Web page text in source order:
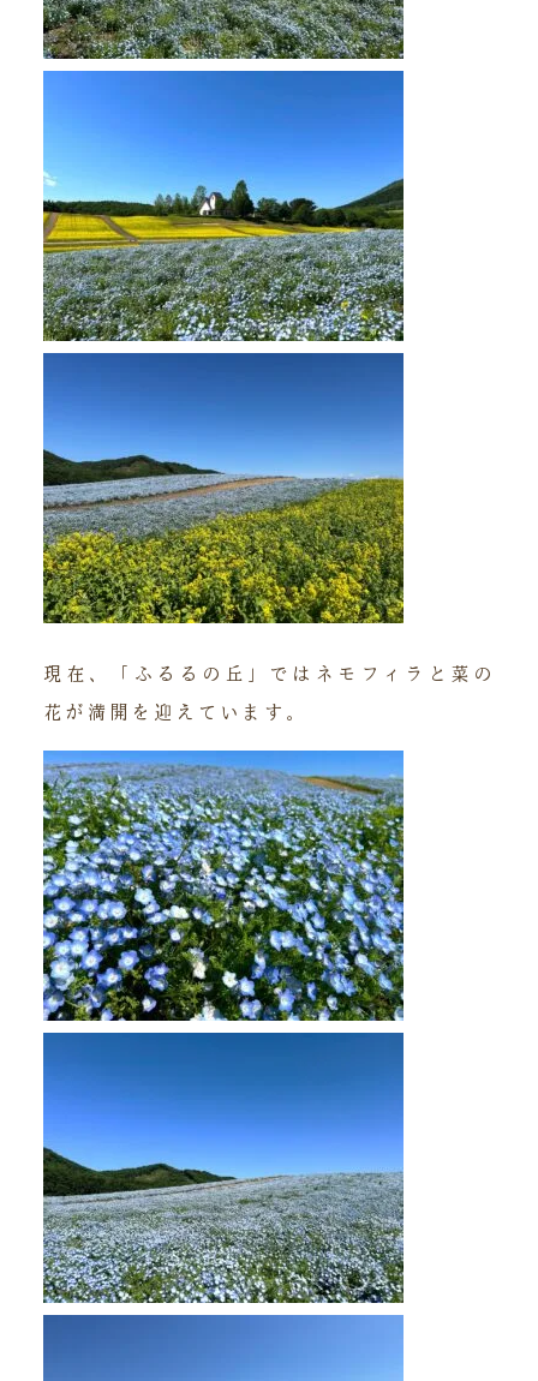
現在、「ふるるの丘」ではネモフィラと菜の
花が満開を迎えています。